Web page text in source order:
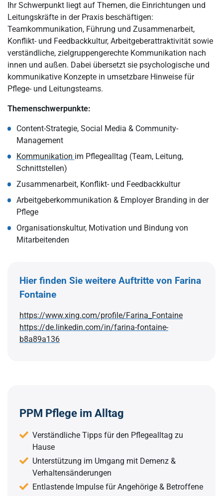
Ihr Schwerpunkt liegt auf Themen, die Einrichtungen und
Leitungskräfte in der Praxis beschäftigen:
Teamkommunikation, Führung und Zusammenarbeit,
Konflikt- und Feedbackkultur, Arbeitgeberattraktivität sowie
verständliche, zielgruppengerechte Kommunikation nach
innen und außen. Dabei übersetzt sie psychologische und
kommunikative Konzepte in umsetzbare Hinweise für
Pflege- und Leitungsteams.
Themenschwerpunkte:
Content-Strategie, Social Media & Community-
Management
Kommunikation im Pflegealltag (Team, Leitung,
Schnittstellen)
Zusammenarbeit, Konflikt- und Feedbackkultur
Arbeitgeberkommunikation & Employer Branding in der
Pflege
Organisationskultur, Motivation und Bindung von
Mitarbeitenden
Hier finden Sie weitere Auftritte von Farina
Fontaine
https://www.xing.com/profile/Farina_Fontaine
https://de.linkedin.com/in/farina-fontaine-
b8a89a136
PPM Pflege im Alltag
Verständliche Tipps für den Pflegealltag zu
Hause
Unterstützung im Umgang mit Demenz &
Verhaltensänderungen
Entlastende Impulse für Angehörige & Betroffene